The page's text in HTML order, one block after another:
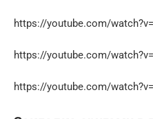
https://youtube.com/
https://youtube.com/
https://youtube.com/